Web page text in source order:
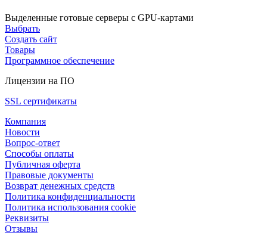
Выделенные готовые серверы с GPU-картами
Выбрать
Создать сайт
Товары
Программное обеспечение
Лицензии на ПО
SSL сертификаты
Компания
Новости
Вопрос-ответ
Способы оплаты
Публичная оферта
Правовые документы
Возврат денежных средств
Политика конфиденциальности
Политика использования cookie
Реквизиты
Отзывы